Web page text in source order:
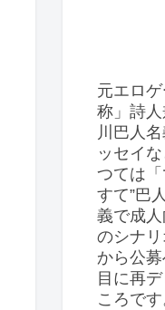
元エロ
称」詩
川巴人
ッセイ
つては「
すて”巴
義で成
のシナ
から公
目に再
ころで